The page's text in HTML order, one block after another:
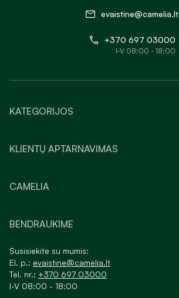
evaistine@camelia.lt
+370 697 03000
I-V 08:00 - 18:00
KATEGORIJOS
KLIENTŲ APTARNAVIMAS
CAMELIA
BENDRAUKIME
Susisiekite su mumis:
El. p.: evaistine@camelia.lt
Tel. nr.: +370 697 03000
I-V 08:00 - 18:00